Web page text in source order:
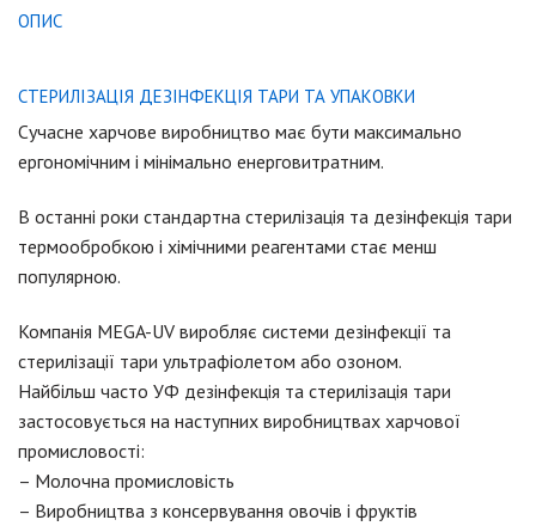
ОПИС
СТЕРИЛІЗАЦІЯ ДЕЗІНФЕКЦІЯ ТАРИ ТА УПАКОВКИ
Сучасне харчове виробництво має бути максимально
ергономічним і мінімально енерговитратним.
В останні роки стандартна стерилізація та дезінфекція тари
термообробкою і хімічними реагентами стає менш
популярною.
Компанія MEGA-UV виробляє системи дезінфекції та
стерилізації тари ультрафіолетом або озоном.
Найбільш часто УФ дезінфекція та стерилізація тари
застосовується на наступних виробництвах харчової
промисловості:
– Молочна промисловість
– Виробництва з консервування овочів і фруктів